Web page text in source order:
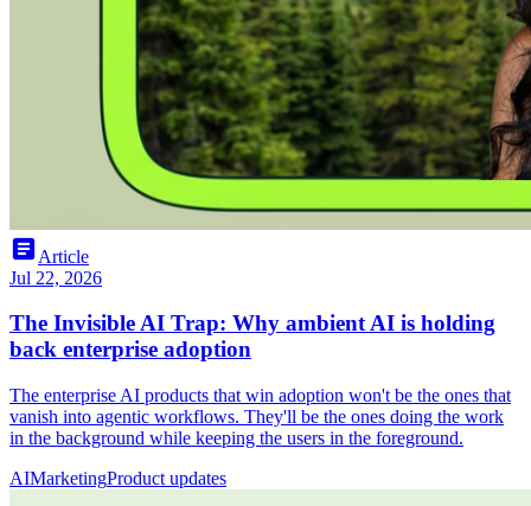
articleArticle
Jul 22, 2026
The Invisible AI Trap: Why ambient AI is holding
back enterprise adoption
The enterprise AI products that win adoption won't be the ones that
vanish into agentic workflows. They'll be the ones doing the work
in the background while keeping the users in the foreground.
AIMarketingProduct updates